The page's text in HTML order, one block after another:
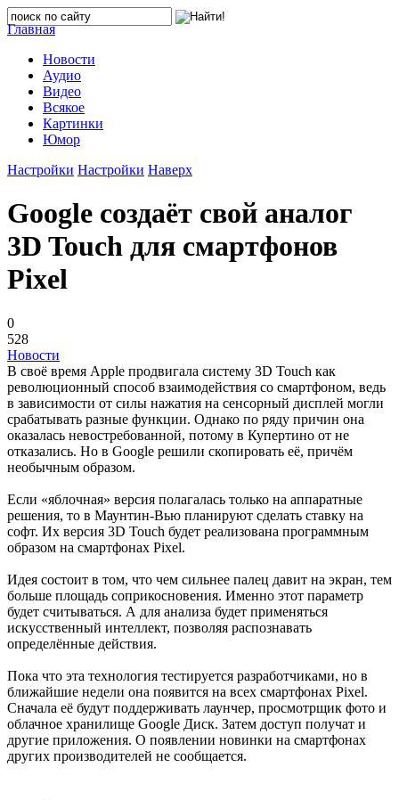
Главная
Новости
Аудио
Видео
Всякое
Картинки
Юмор
Настройки Настройки Наверх
Google создаёт свой аналог
3D Touch для смартфонов
Pixel
0
528
Новости
В своё время Apple продвигала систему 3D Touch как
революционный способ взаимодействия со смартфоном, ведь
в зависимости от силы нажатия на сенсорный дисплей могли
срабатывать разные функции. Однако по ряду причин она
оказалась невостребованной, потому в Купертино от не
отказались. Но в Google решили скопировать её, причём
необычным образом.
Если «яблочная» версия полагалась только на аппаратные
решения, то в Маунтин-Вью планируют сделать ставку на
софт. Их версия 3D Touch будет реализована программным
образом на смартфонах Pixel.
Идея состоит в том, что чем сильнее палец давит на экран, тем
больше площадь соприкосновения. Именно этот параметр
будет считываться. А для анализа будет применяться
искусственный интеллект, позволяя распознавать
определённые действия.
Пока что эта технология тестируется разработчиками, но в
ближайшие недели она появится на всех смартфонах Pixel.
Сначала её будут поддерживать лаунчер, просмотрщик фото и
облачное хранилище Google Диск. Затем доступ получат и
другие приложения. О появлении новинки на смартфонах
других производителей не сообщается.